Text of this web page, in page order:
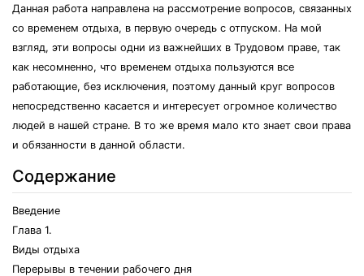
Данная работа направлена на рассмотрение вопросов, связанных
со временем отдыха, в первую очередь с отпуском. На мой
взгляд, эти вопросы одни из важнейших в Трудовом праве, так
как несомненно, что временем отдыха пользуются все
работающие, без исключения, поэтому данный круг вопросов
непосредственно касается и интересует огромное количество
людей в нашей стране. В то же время мало кто знает свои права
и обязанности в данной области.
Содержание
Введение
Глава 1.
Виды отдыха
Перерывы в течении рабочего дня